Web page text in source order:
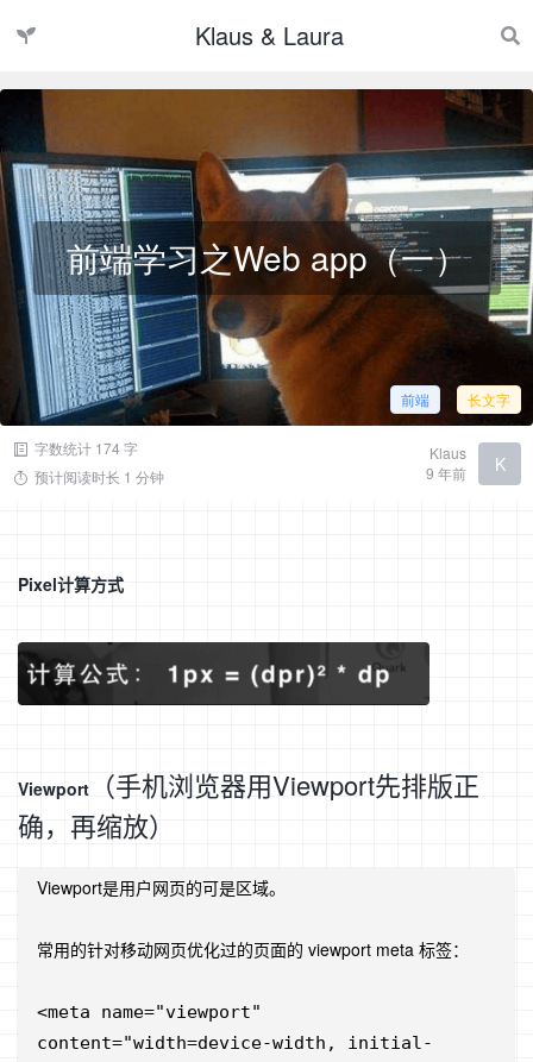
Klaus & Laura
前端学习之Web app（一）
前端 长文字
字数统计 174 字
预计阅读时长 1 分钟
Klaus
9 年前
K
Pixel计算方式
Viewport （手机浏览器用Viewport先排版正
确，再缩放）
Viewport是用户网页的可是区域。
常用的针对移动网页优化过的页面的 viewport meta 标签：
<meta name="viewport"
content="width=device-width, initial-